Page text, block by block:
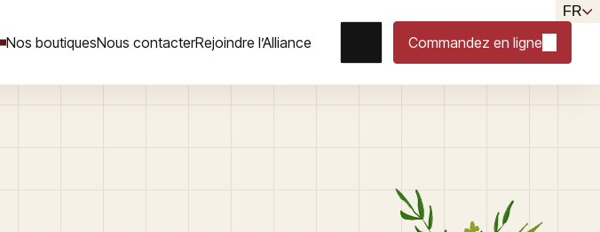
Nos boutiquesNous contacterRejoindre l’Alliance Commandez en ligne
FR